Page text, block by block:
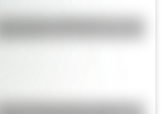
José de San Martín: conocé